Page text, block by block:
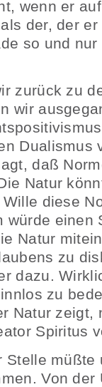
wenn er
der, der
so und
zurück zu
wir
Dualismus
daß
Natur
diese
würde einen
Natur
zu
dazu.
zu
Natur zeigt,
Spiritus
Stelle müßte
Von